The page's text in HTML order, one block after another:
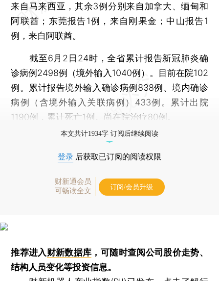
来自马来西亚，其余3例分别来自加拿大、缅甸和
阿联酋；东莞报告1例，来自刚果金；中山报告1
例，来自阿联酋。
截至6月2日24时，全省累计报告新冠肺炎确
诊病例2498例（境外输入1040例）。目前在院102
例。累计报告境外输入确诊病例838例、境内确诊
病例（含境外输入关联病例）433例。累计出院
1190例，累计死亡1例。尚在院治疗80例。
本文共计1934字 订阅后继续阅读
登录 后获取已订阅的阅读权限
财新通会员
可畅读全文
订阅/会员升级
推荐进入财新数据库 ，可随时查阅公司股价走势、
结构人员变化等投资信息。